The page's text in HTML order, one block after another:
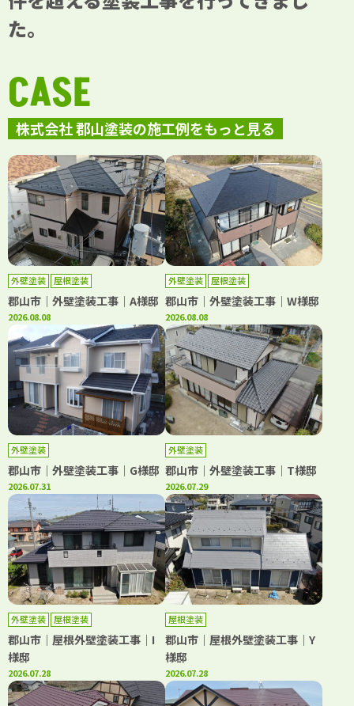
た。
株式会社 郡山塗装の施工例をもっと見る
CASE
外壁塗装 屋根塗装
郡山市｜外壁塗装工事｜A様邸
2026.08.08
外壁塗装 屋根塗装
郡山市｜外壁塗装工事｜W様邸
2026.08.08
外壁塗装
郡山市｜外壁塗装工事｜G様邸
2026.07.31
外壁塗装
郡山市｜外壁塗装工事｜T様邸
2026.07.29
外壁塗装 屋根塗装
郡山市｜屋根外壁塗装工事｜I
様邸
2026.07.28
屋根塗装
郡山市｜屋根外壁塗装工事｜Y
様邸
2026.07.28